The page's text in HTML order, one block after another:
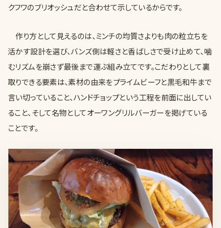
クフワのブリオッシュだと合わせて示しているからです。
作り方として見えるのは、ミンチの均質さよりも肉の粒立ちを
活かす設計を選び、バンズ側は軽さと香ばしさで受け止めて、噛
むリズムを崩さず最後まで運ぶ組み立てです。こだわりとして裏
取りできる要素は、素材の由来をプライムビーフと黒毛和牛まで
言い切っていること、ハンドチョップという工程を前面に出してい
ること、そして名物としてオーワングリルバーガーを掲げている
ことです。